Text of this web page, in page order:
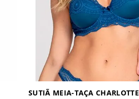
SUTIÃ MEIA-TAÇA CHARLOTTE